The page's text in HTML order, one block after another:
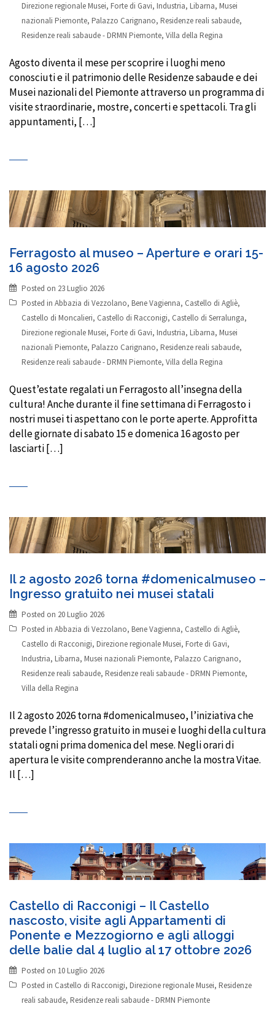
Direzione regionale Musei, Forte di Gavi, Industria, Libarna, Musei
nazionali Piemonte, Palazzo Carignano, Residenze reali sabaude,
Residenze reali sabaude - DRMN Piemonte, Villa della Regina
Agosto diventa il mese per scoprire i luoghi meno
conosciuti e il patrimonio delle Residenze sabaude e dei
Musei nazionali del Piemonte attraverso un programma di
visite straordinarie, mostre, concerti e spettacoli. Tra gli
appuntamenti, […]
Ferragosto al museo – Aperture e orari 15-
16 agosto 2026
Posted on 23 Luglio 2026
Posted in Abbazia di Vezzolano, Bene Vagienna, Castello di Agliè,
Castello di Moncalieri, Castello di Racconigi, Castello di Serralunga,
Direzione regionale Musei, Forte di Gavi, Industria, Libarna, Musei
nazionali Piemonte, Palazzo Carignano, Residenze reali sabaude,
Residenze reali sabaude - DRMN Piemonte, Villa della Regina
Quest’estate regalati un Ferragosto all’insegna della
cultura! Anche durante il fine settimana di Ferragosto i
nostri musei ti aspettano con le porte aperte. Approfitta
delle giornate di sabato 15 e domenica 16 agosto per
lasciarti […]
Il 2 agosto 2026 torna #domenicalmuseo –
Ingresso gratuito nei musei statali
Posted on 20 Luglio 2026
Posted in Abbazia di Vezzolano, Bene Vagienna, Castello di Agliè,
Castello di Racconigi, Direzione regionale Musei, Forte di Gavi,
Industria, Libarna, Musei nazionali Piemonte, Palazzo Carignano,
Residenze reali sabaude, Residenze reali sabaude - DRMN Piemonte,
Villa della Regina
Il 2 agosto 2026 torna #domenicalmuseo, l’iniziativa che
prevede l’ingresso gratuito in musei e luoghi della cultura
statali ogni prima domenica del mese. Negli orari di
apertura le visite comprenderanno anche la mostra Vitae.
Il […]
Castello di Racconigi – Il Castello
nascosto, visite agli Appartamenti di
Ponente e Mezzogiorno e agli alloggi
delle balie dal 4 luglio al 17 ottobre 2026
Posted on 10 Luglio 2026
Posted in Castello di Racconigi, Direzione regionale Musei, Residenze
reali sabaude, Residenze reali sabaude - DRMN Piemonte